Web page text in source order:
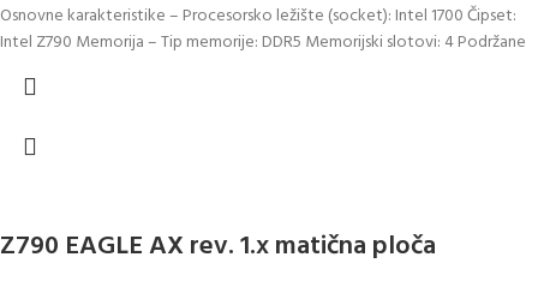
Osnovne karakteristike – Procesorsko ležište (socket): Intel 1700 Čipset:
Intel Z790 Memorija – Tip memorije: DDR5 Memorijski slotovi: 4 Podržane
Z790 EAGLE AX rev. 1.x matična ploča